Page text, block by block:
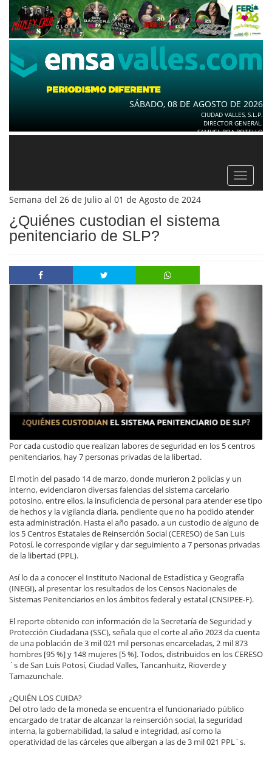
SÁBADO, 08 DE AGOSTO DE 2026
CIUDAD VALLES, S.L.P.
DIRECTOR GENERAL.
SAMUEL ROA BOTELLO
Toggle
Semana del 26 de Julio al 01 de Agosto de 2024
¿Quiénes custodian el sistema
penitenciario de SLP?
Por cada custodio que realizan labores de seguridad en los 5 centros
penitenciarios, hay 7 personas privadas de la libertad.
El motín del pasado 14 de marzo, donde murieron 2 policías y un
interno, evidenciaron diversas falencias del sistema carcelario
potosino, entre ellos, la insuficiencia de personal para atender ese tipo
de hechos y la vigilancia diaria, pendiente que no ha podido atender
esta administración. Hasta el año pasado, a un custodio de alguno de
los 5 Centros Estatales de Reinserción Social (CERESO) de San Luis
Potosí, le corresponde vigilar y dar seguimiento a 7 personas privadas
de la libertad (PPL).
Así lo da a conocer el Instituto Nacional de Estadística y Geografía
(INEGI), al presentar los resultados de los Censos Nacionales de
Sistemas Penitenciarios en los ámbitos federal y estatal (CNSIPEE-F).
El reporte obtenido con información de la Secretaría de Seguridad y
Protección Ciudadana (SSC), señala que el corte al año 2023 da cuenta
de una población de 3 mil 021 mil personas encarceladas, 2 mil 873
hombres [95 %] y 148 mujeres [5 %]. Todos, distribuidos en los CERESO
´s de San Luis Potosí, Ciudad Valles, Tancanhuitz, Rioverde y
Tamazunchale.
¿QUIÉN LOS CUIDA?
Del otro lado de la moneda se encuentra el funcionariado público
encargado de tratar de alcanzar la reinserción social, la seguridad
interna, la gobernabilidad, la salud e integridad, así como la
operatividad de las cárceles que albergan a las de 3 mil 021 PPL´s.